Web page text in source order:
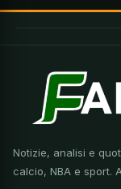
Notizie, analisi e
calcio, NBA e sport.